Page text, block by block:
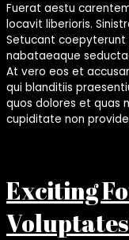
Fuerat aestu
locavit liberioris.
Setucant coepyterunt
nabataeaque
At vero eos et
qui blanditiis
quos dolores et quas
cupiditate non
Exciting